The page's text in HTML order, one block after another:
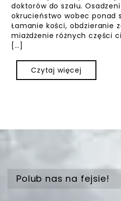
doktorów do szału.
okrucieństwo wobec ponad
Łamanie kości, obdzieranie
miażdżenie różnych części
[…]
Czytaj więcej
Polub nas na fejsie!